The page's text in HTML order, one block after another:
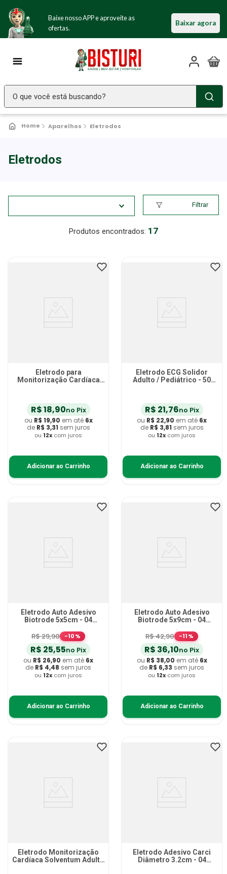
Baixe nosso APP e aproveite as
ofertas.
Baixar agora
O que você está buscando?
Aparelhos Eletrodos
Eletrodos
Filtrar
17
Eletrodo para
Monitorização Cardíaca
R$18,90no Pix
ou R$ 19,90 em até 6x
de R$ 3,31 sem juros
ou 12x com juros
Adicionar ao Carrinho
Eletrodo ECG Solidor
Adulto / Pediátrico - 50
R$ 21,76no Pix
ou R$ 22,90 em até 6x
de R$ 3,81 sem juros
ou 12x com juros
Adicionar ao Carrinho
Eletrodo Auto Adesivo
Biotrode 5x5cm - 04
R$29,90 -10%
R$ 25,55no Pix
ou R$ 26,90 em até 6x
de R$ 4,48 sem juros
ou 12x com juros
Adicionar ao Carrinho
Eletrodo Auto Adesivo
Biotrode 5x9cm - 04
R$42,90 -11%
R$ 36,10no Pix
ou R$ 38,00 em até 6x
de R$ 6,33 sem juros
ou 12x com juros
Adicionar ao Carrinho
Eletrodo Monitorização
Cardíaca Solventum Adulto
Eletrodo Adesivo Carci
Diâmetro 3.2cm - 04
2 º Fralda Geriatrica
Aparelho Pressão
Cadeira Banho